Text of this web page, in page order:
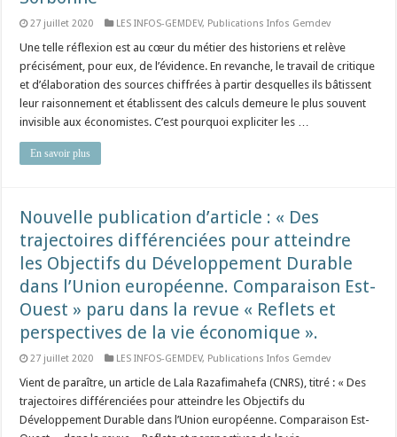
27 juillet 2020 LES INFOS-GEMDEV, Publications Infos Gemdev
Une telle réflexion est au cœur du métier des historiens et relève
précisément, pour eux, de l’évidence. En revanche, le travail de critique
et d’élaboration des sources chiffrées à partir desquelles ils bâtissent
leur raisonnement et établissent des calculs demeure le plus souvent
invisible aux économistes. C’est pourquoi expliciter les …
En savoir plus
Nouvelle publication d’article : « Des
trajectoires différenciées pour atteindre
les Objectifs du Développement Durable
dans l’Union européenne. Comparaison Est-
Ouest » paru dans la revue « Reflets et
perspectives de la vie économique ».
27 juillet 2020 LES INFOS-GEMDEV, Publications Infos Gemdev
Vient de paraître, un article de Lala Razafimahefa (CNRS), titré : « Des
trajectoires différenciées pour atteindre les Objectifs du
Développement Durable dans l’Union européenne. Comparaison Est-